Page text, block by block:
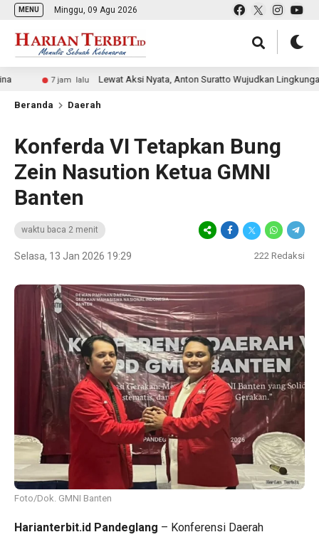
MENU Minggu, 09 Agu 2026
7 jam lalu Lewat Aksi Nyata, Anton Suratto Wujudkan Lingkungan Asri &
Beranda Daerah
Konferda VI Tetapkan Bung
Zein Nasution Ketua GMNI
Banten
waktu baca 2 menit
Selasa, 13 Jan 2026 19:29 222 Redaksi
Foto/Dok. GMNI Banten
Harianterbit.id Pandeglang – Konferensi Daerah